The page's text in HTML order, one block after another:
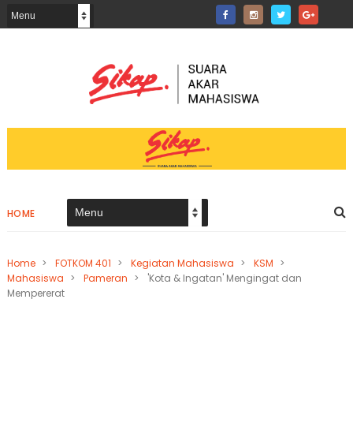
HOME
Home > FOTKOM 401 > Kegiatan Mahasiswa > KSM >
Mahasiswa > Pameran >
'Kota & Ingatan' Mengingat dan
Mempererat